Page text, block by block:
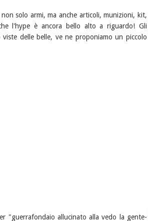
solo armi, ma anche articoli, munizioni, kit,
l'hype è ancora bello alto a riguardo! Gli
delle belle, ve ne proponiamo un piccolo
"guerrafondaio allucinato alla vedo la gente-